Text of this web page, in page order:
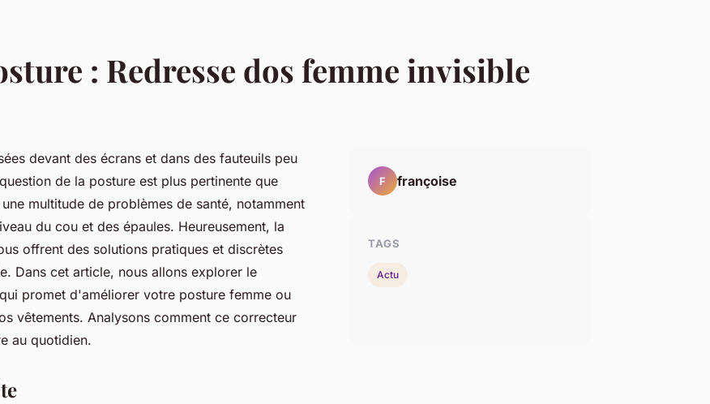
: Redresse dos femme invisible
devant des écrans et dans des fauteuils peu
de la posture est plus pertinente que
multitude de problèmes de santé, notamment
du cou et des épaules. Heureusement, la
offrent des solutions pratiques et discrètes
Dans cet article, nous allons explorer le
promet d'améliorer votre posture femme ou
vêtements. Analysons comment ce correcteur
au quotidien.
F françoise
TAGS
Actu